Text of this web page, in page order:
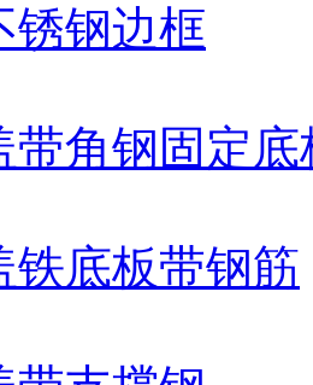
锈钢边框
带角钢固定底
铁底板带钢筋